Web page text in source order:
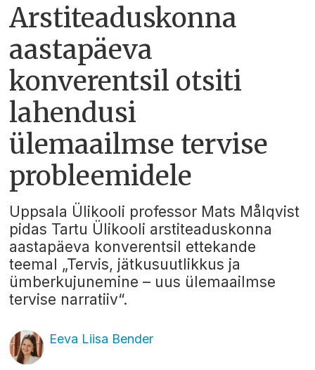
Arstiteaduskonna
aastapäeva
konverentsil otsiti
lahendusi
ülemaailmse tervise
probleemidele
Uppsala Ülikooli professor Mats Målqvist
pidas Tartu Ülikooli arstiteaduskonna
aastapäeva konverentsil ettekande
teemal „Tervis, jätkusuutlikkus ja
ümberkujunemine – uus ülemaailmse
tervise narratiiv“.
Eeva Liisa Bender